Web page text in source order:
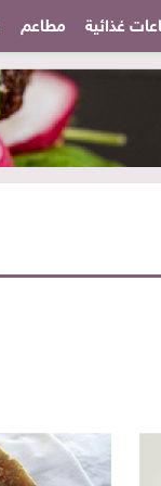
غذائية مطاعم